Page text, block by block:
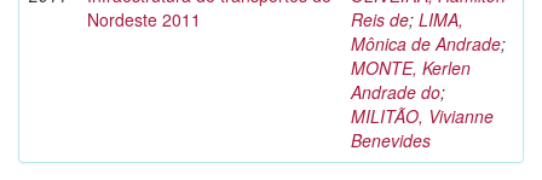
Nordeste 2011
Reis de; LIMA,
Mônica de Andrade;
MONTE, Kerlen
Andrade do;
MILITÃO, Vivianne
Benevides